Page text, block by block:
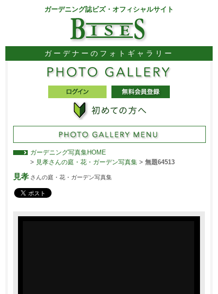
ガーデニング誌ビズ・オフィシャルサイト
ガーデナーのフォトギャラリー
ガーデニング写真集HOME
> 見孝さんの庭・花・ガーデン写真集> 無題64513
見孝さんの庭・花・ガーデン写真集